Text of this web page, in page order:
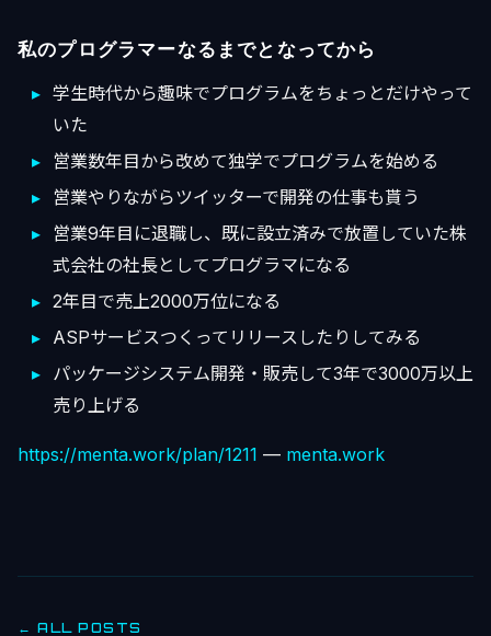
私のプログラマーなるまでとなってから
学生時代から趣味でプログラムをちょっとだけやって
いた
営業数年目から改めて独学でプログラムを始める
営業やりながらツイッターで開発の仕事も貰う
営業9年目に退職し、既に設立済みで放置していた株
式会社の社長としてプログラマになる
2年目で売上2000万位になる
ASPサービスつくってリリースしたりしてみる
パッケージシステム開発・販売して3年で3000万以上
売り上げる
https://menta.work/plan/1211 — menta.work
← ALL POSTS